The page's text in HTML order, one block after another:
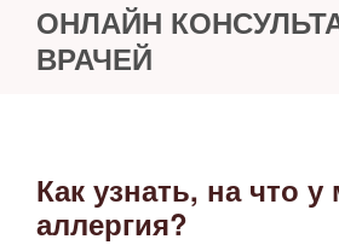
ОНЛАЙН
ВРАЧЕЙ
ОПУБЛИКОВАНО
Как узнать, на что у
аллергия?